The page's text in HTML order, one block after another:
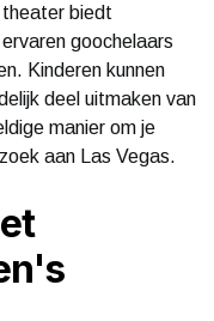
biedt
goochelaars
Kinderen kunnen
deel uitmaken van
manier om je
aan Las Vegas.